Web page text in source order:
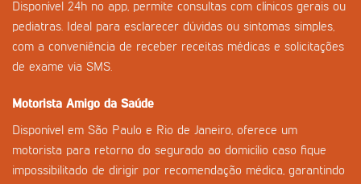
Disponível 24h no app, permite consultas com clínicos gerais ou
pediatras. Ideal para esclarecer dúvidas ou sintomas simples,
com a conveniência de receber receitas médicas e solicitações
de exame via SMS.
Motorista Amigo da Saúde
Disponível em São Paulo e Rio de Janeiro, oferece um
motorista para retorno do segurado ao domicílio caso fique
impossibilitado de dirigir por recomendação médica, garantindo